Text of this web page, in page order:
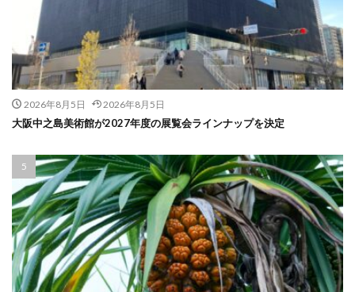
2026年8月5日 2026年8月5日
大阪中之島美術館が2027年度の展覧会ラインナップを決定